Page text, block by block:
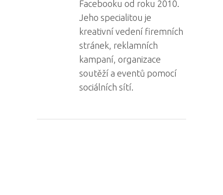
Facebooku od roku 2010.
Jeho specialitou je
kreativní vedení firemních
stránek, reklamních
kampaní, organizace
soutěží a eventů pomocí
sociálních sítí.